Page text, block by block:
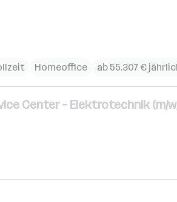
Homeoffice ab 55.307 €
Center – Elektrotechnik (m/